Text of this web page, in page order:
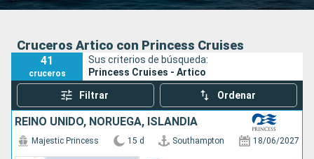
Cruceros Artico con Princess Cruises
41
cruceros
Sus criterios de búsqueda:
Princess Cruises - Artico
Filtrar Ordenar
REINO UNIDO, NORUEGA, ISLANDIA
Majestic Princess 15 d Southampton 18/06/2027